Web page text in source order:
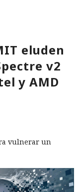
eluden
v2
y AMD
vulnerar un